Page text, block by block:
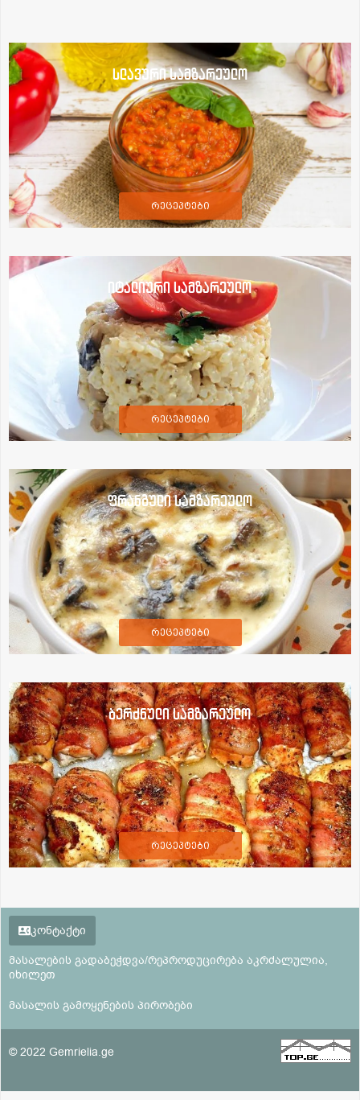
სლავური სამზარეულო
რეცეპტები
იტალიური სამზარეულო
რეცეპტები
ფრანგული სამზარეულო
რეცეპტები
ბერძნული სამზარეულო
რეცეპტები
კონტაქტი
მასალების გადაბეჭდვა/რეპროდუცირება აკრძალულია,
იხილეთ
მასალის გამოყენების პირობები
© 2022 Gemrielia.ge